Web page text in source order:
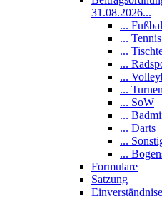
31.08.2026...
...
... Tennis
...
...
...
...
... SoW
...
... Darts
...
...
Formulare
Satzung